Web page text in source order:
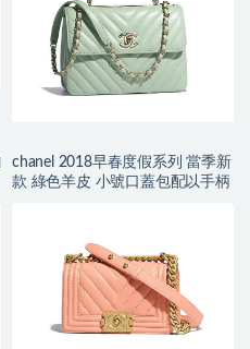
chanel 2018早春度假系列 當季新
款 綠色羊皮 小號口蓋包配以手柄